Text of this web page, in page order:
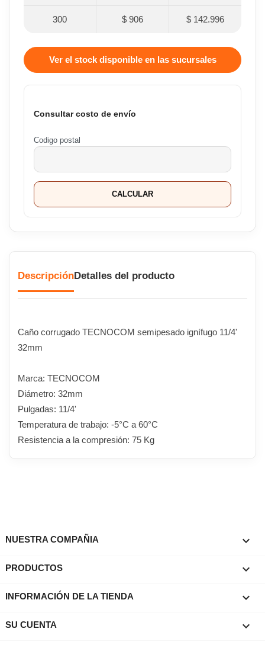
300 $ 906 $ 142.996
Ver el stock disponible en las sucursales
Consultar costo de envío
Codigo postal
CALCULAR
DescripciónDetalles del producto
Caño corrugado TECNOCOM semipesado ignífugo 11/4'
32mm
Marca: TECNOCOM
Diámetro: 32mm
Pulgadas: 11/4'
Temperatura de trabajo: -5°C a 60°C
Resistencia a la compresión: 75 Kg
NUESTRA COMPAÑIA 
PRODUCTOS 
INFORMACIÓN DE LA TIENDA keyboard_arrow_down
SU CUENTA 